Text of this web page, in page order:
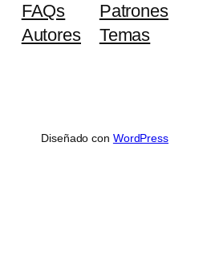
FAQs
Autores
Patrones
Temas
Diseñado con WordPress